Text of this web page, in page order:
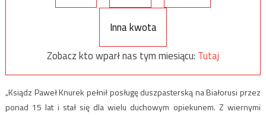
Inna kwota
Zobacz kto wparł nas tym miesiącu: Tutaj
„Ksiądz Paweł Knurek pełnił posługę duszpasterską na Białorusi przez
ponad 15 lat i stał się dla wielu duchowym opiekunem. Z wiernymi